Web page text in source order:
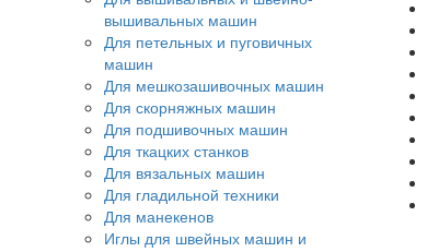
вышивальных машин
Для петельных и пуговичных
машин
Для мешкозашивочных машин
Для скорняжных машин
Для подшивочных машин
Для ткацких станков
Для вязальных машин
Для гладильной техники
Для манекенов
Иглы для швейных машин и